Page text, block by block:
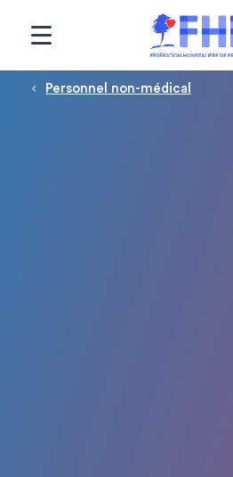
Fil d'Ariane
Personnel non-médical
Panneau de gestion des cookies